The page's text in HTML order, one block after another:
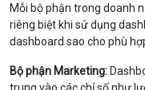
Mỗi bộ phận trong doanh
riêng biệt khi sử dụng
dashboard sao cho phù
Bộ phận Marketing:
trung vào các chỉ số như